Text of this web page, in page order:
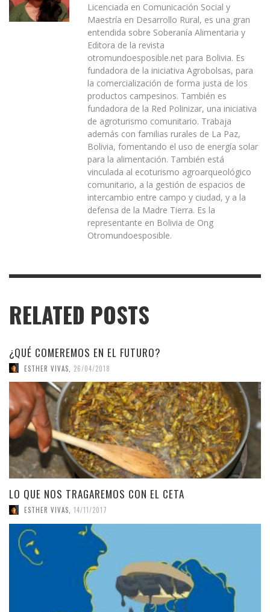
Licenciada en Comunicación Social y
Maestría en Desarrollo Rural, es una gran
entendida sobre Soberanía Alimentaria y
Editora de la revista
otromundoesposible.net para Bolivia. Es
fundadora de la iniciativa Agrobolsas, para
la comercialización de forma justa de los
productos campesinos. También es
fundadora de la Red Polinizar, una iniciativa
de agroturismo comunitario. Trabaja
además con familias rurales de La Paz,
Bolivia, fomentando el uso de energía solar
para la alimentación. También está
vinculada al ecoturismo agroarqueológico
comunitario, a la gestión de espacios de
intercambio entre campo y ciudad, y a la
defensa de la Madre Tierra. Es la
representante en Bolivia de Ong
Otromundoesposible.
RELATED POSTS
¿QUÉ COMEREMOS EN EL FUTURO?
ESTHER VIVAS 26/04/2018
LO QUE NOS TRAGAREMOS CON EL CETA
ESTHER VIVAS 14/11/2017